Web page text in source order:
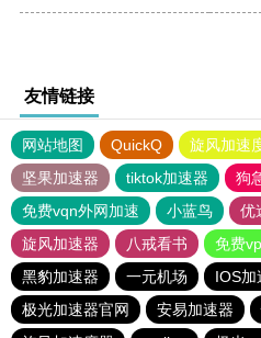
友情链接
网站地图 QuickQ 旋风加速
坚果加速器
tiktok加速器
狗
免费vqn外网加速
小蓝鸟 优
旋风加速器
八戒看书
免费
黑豹加速器
一元机场 IOS加
极光加速器官网
安易加速器